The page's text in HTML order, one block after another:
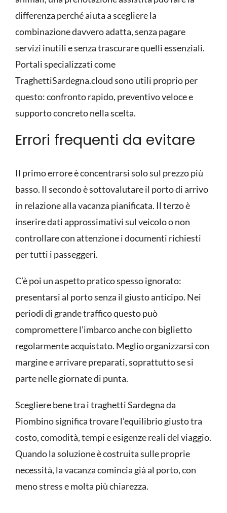
differenza perché aiuta a scegliere la
combinazione davvero adatta, senza pagare
servizi inutili e senza trascurare quelli essenziali.
Portali specializzati come
TraghettiSardegna.cloud sono utili proprio per
questo: confronto rapido, preventivo veloce e
supporto concreto nella scelta.
Errori frequenti da evitare
Il primo errore è concentrarsi solo sul prezzo più
basso. Il secondo è sottovalutare il porto di arrivo
in relazione alla vacanza pianificata. Il terzo è
inserire dati approssimativi sul veicolo o non
controllare con attenzione i documenti richiesti
per tutti i passeggeri.
C’è poi un aspetto pratico spesso ignorato:
presentarsi al porto senza il giusto anticipo. Nei
periodi di grande traffico questo può
compromettere l’imbarco anche con biglietto
regolarmente acquistato. Meglio organizzarsi con
margine e arrivare preparati, soprattutto se si
parte nelle giornate di punta.
Scegliere bene tra i traghetti Sardegna da
Piombino significa trovare l’equilibrio giusto tra
costo, comodità, tempi e esigenze reali del viaggio.
Quando la soluzione è costruita sulle proprie
necessità, la vacanza comincia già al porto, con
meno stress e molta più chiarezza.